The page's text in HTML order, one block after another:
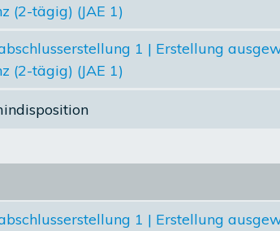
(2-tägig) (JAE 1)
1 | Erstellung
(2-tägig) (JAE 1)
1 | Erstellung